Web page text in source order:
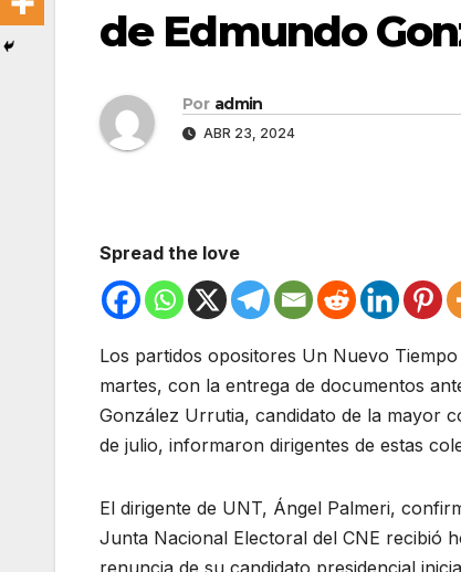
de Edmundo
Por admin
ABR 23, 2024
Spread the love
Los partidos opositores Un Nuevo
martes, con la entrega de documentos
González Urrutia, candidato de la mayor
de julio, informaron dirigentes de estas
El dirigente de UNT, Ángel Palmeri,
Junta Nacional Electoral del CNE recibió